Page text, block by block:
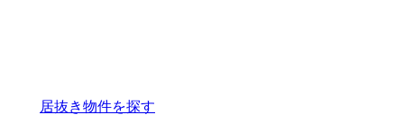
居抜き物件を探す